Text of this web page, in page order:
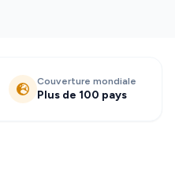
Couverture mondiale
Plus de 100 pays